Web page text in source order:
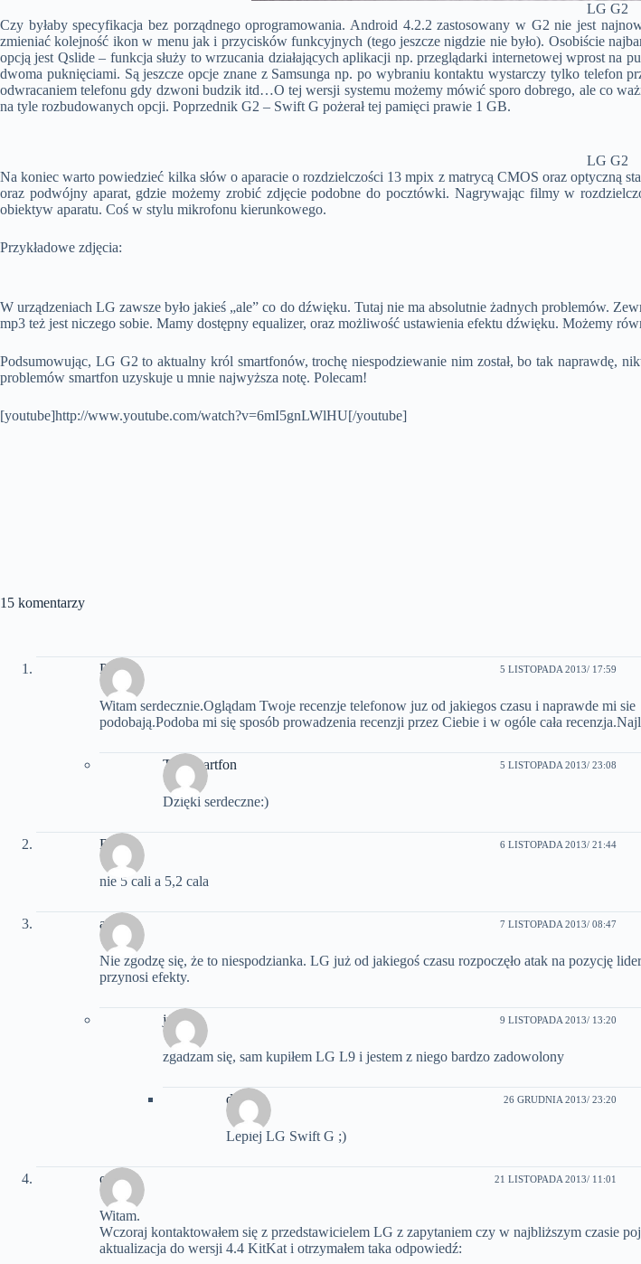
LG G2
Czy byłaby specyfikacja bez porządnego oprogramowania. Android 4.2.2 zastosowany w G2 nie jest
zmieniać kolejność ikon w menu jak i przycisków funkcyjnych (tego jeszcze nigdzie nie było). Osobiście
opcją jest Qslide – funkcja służy to wrzucania działających aplikacji np. przeglądarki internetowej wprost na
dwoma puknięciami. Są jeszcze opcje znane z Samsunga np. po wybraniu kontaktu wystarczy tylko telefon
odwracaniem telefonu gdy dzwoni budzik itd…O tej wersji systemu możemy mówić sporo dobrego, ale co
na tyle rozbudowanych opcji. Poprzednik G2 – Swift G pożerał tej pamięci prawie 1 GB.
LG G2
Na koniec warto powiedzieć kilka słów o aparacie o rozdzielczości 13 mpix z matrycą CMOS oraz optyczną
oraz podwójny aparat, gdzie możemy zrobić zdjęcie podobne do pocztówki. Nagrywając filmy w
obiektyw aparatu. Coś w stylu mikrofonu kierunkowego.
Przykładowe zdjęcia:
W urządzeniach LG zawsze było jakieś „ale” co do dźwięku. Tutaj nie ma absolutnie żadnych problemów.
mp3 też jest niczego sobie. Mamy dostępny equalizer, oraz możliwość ustawienia efektu dźwięku. Możemy
Podsumowując, LG G2 to aktualny król smartfonów, trochę niespodziewanie nim został, bo tak naprawdę,
problemów smartfon uzyskuje u mnie najwyższa notę. Polecam!
[youtube]http://www.youtube.com/watch?v=6mI5gnLWlHU[/youtube]
15 komentarzy
Paweł 5 LISTOPADA 2013/ 17:59
Witam serdecznie.Oglądam Twoje recenzje telefonow juz od jakiegos czasu i naprawde mi sie
podobają.Podoba mi się sposób prowadzenia recenzji przez Ciebie i w ogóle cała
Telesmartfon 5 LISTOPADA 2013/ 23:08
Dzięki serdeczne:)
Rafał 6 LISTOPADA 2013/ 21:44
nie 5 cali a 5,2 cala
arek 7 LISTOPADA 2013/ 08:47
Nie zgodzę się, że to niespodzianka. LG już od jakiegoś czasu rozpoczęło atak na pozycję
przynosi efekty.
jugi 9 LISTOPADA 2013/ 13:20
zgadzam się, sam kupiłem LG L9 i jestem z niego bardzo zadowolony
daniel 26 GRUDNIA 2013/ 23:20
Lepiej LG Swift G ;)
oNe 21 LISTOPADA 2013/ 11:01
Witam.
Wczoraj kontaktowałem się z przedstawicielem LG z zapytaniem czy w najbliższym czasie
aktualizacja do wersji 4.4 KitKat i otrzymałem taka odpowiedź: